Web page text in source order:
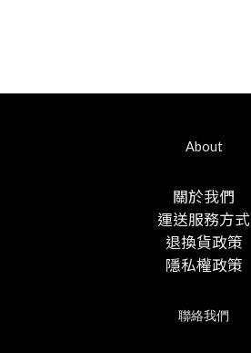
About
關於我們
運送服務方式
退換貨政策
隱私權政策
聯絡我們